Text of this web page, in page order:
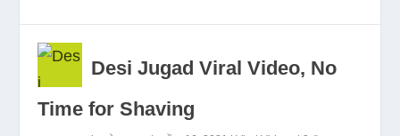
Desi Jugad Viral Video, No
Time for Shaving